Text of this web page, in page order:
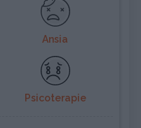
Ansia
Psicoterapie